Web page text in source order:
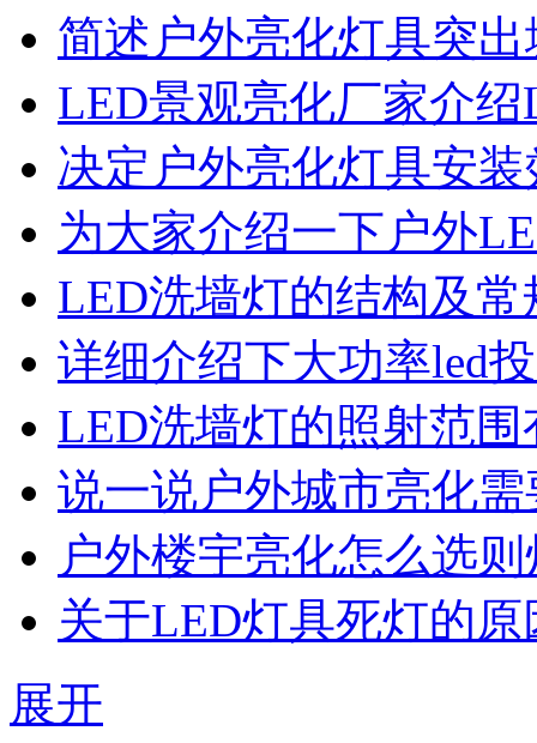
简述户外亮化灯具突
LED景观亮化厂家介
决定户外亮化灯具安
为大家介绍一下户外
LED洗墙灯的结构及常
详细介绍下大功率led
LED洗墙灯的照射范围
说一说户外城市亮化
户外楼宇亮化怎么选
关于LED灯具死灯的
展开